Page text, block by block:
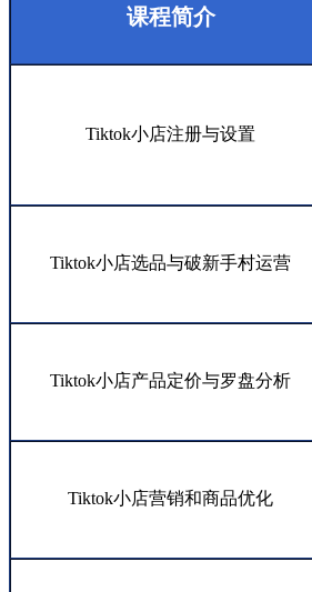
课程简介
Tiktok小店注册与设置
Tiktok小店选品与破新手村运营
Tiktok小店产品定价与罗盘分析
Tiktok小店营销和商品优化